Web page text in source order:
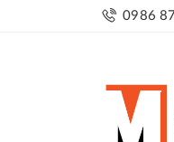
0986